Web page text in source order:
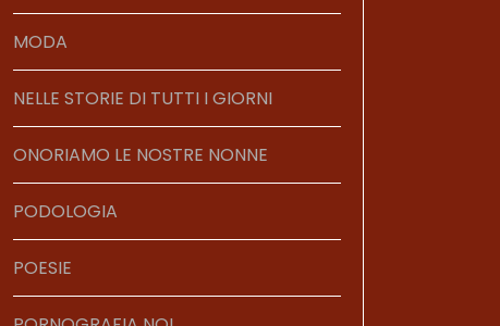
MODA
NELLE STORIE DI TUTTI I GIORNI
ONORIAMO LE NOSTRE NONNE
PODOLOGIA
POESIE